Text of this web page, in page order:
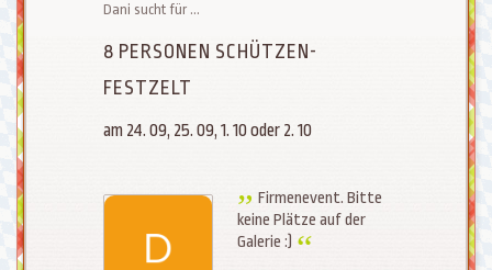
Dani sucht für ...
8 PERSONEN SCHÜTZEN-
FESTZELT
am 24. 09, 25. 09, 1. 10 oder 2. 10
Firmenevent. Bitte
keine Plätze auf der
Galerie :)